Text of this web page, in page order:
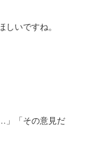
いですね。
」「その意見だ